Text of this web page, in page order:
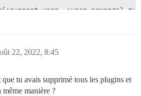
:user_rewards) do
:rewards) do
22, 2022, 8:45
que tu avais supprimé tous les plugins et
même manière ?